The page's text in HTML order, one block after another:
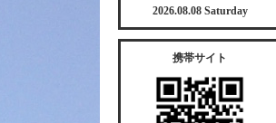
2026.08.08 Saturday
携帯サイト